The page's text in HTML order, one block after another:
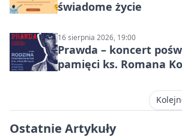
świadome życie
16 sierpnia 2026, 19:00
Prawda – koncert
pamięci ks. Romana
Ostatnie Artykuły